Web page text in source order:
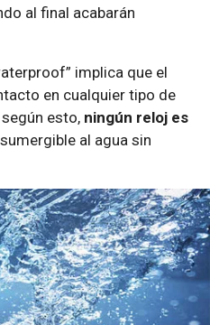
al final acabarán
implica que el
en cualquier tipo de
esto, ningún reloj es
al agua sin